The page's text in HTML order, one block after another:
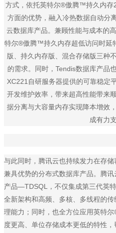
方式，依托英特尔®傲腾™持久内存
方面的优势，融入冷热数据自动分
云数据库产品。兼顾性能与成本的
特尔®傲腾™持久内存超低访问时延
版、持久内存版、混合存储版三种
的需求。同时，Tendis数据库产品
XC221自研服务器提供的可靠稳定
开发维护效率，带来超高性能带来
据分离与大容量内存实现降本增效
成有力支
与此同时，腾讯云也持续发力在存
兼具优势的分布式数据库产品。腾
产品—TDSQL，不仅集成第三代英
全新架构和高频、多核、多线程的
理能力；同时，也全方位应用英特
度更高、单位存储成本更低的特性